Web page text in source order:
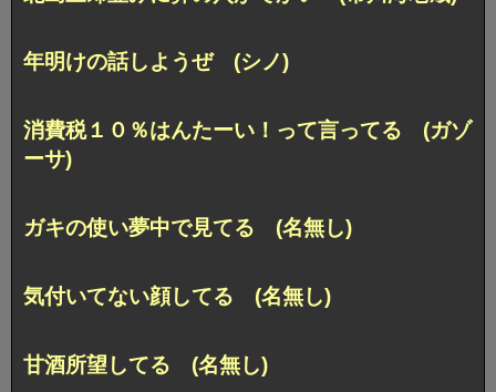
年明けの話しようぜ (シノ)
消費税１０％はんたーい！って言ってる (ガゾ
ーサ)
ガキの使い夢中で見てる (名無し)
気付いてない顔してる (名無し)
甘酒所望してる (名無し)